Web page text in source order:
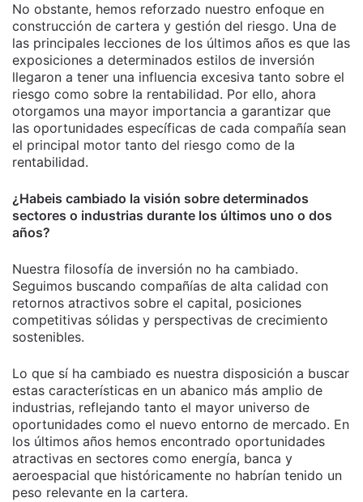
No obstante, hemos reforzado nuestro enfoque en
construcción de cartera y gestión del riesgo. Una de
las principales lecciones de los últimos años es que las
exposiciones a determinados estilos de inversión
llegaron a tener una influencia excesiva tanto sobre el
riesgo como sobre la rentabilidad. Por ello, ahora
otorgamos una mayor importancia a garantizar que
las oportunidades específicas de cada compañía sean
el principal motor tanto del riesgo como de la
rentabilidad.
¿Habeis cambiado la visión sobre determinados
sectores o industrias durante los últimos uno o dos
años?
Nuestra filosofía de inversión no ha cambiado.
Seguimos buscando compañías de alta calidad con
retornos atractivos sobre el capital, posiciones
competitivas sólidas y perspectivas de crecimiento
sostenibles.
Lo que sí ha cambiado es nuestra disposición a buscar
estas características en un abanico más amplio de
industrias, reflejando tanto el mayor universo de
oportunidades como el nuevo entorno de mercado. En
los últimos años hemos encontrado oportunidades
atractivas en sectores como energía, banca y
aeroespacial que históricamente no habrían tenido un
peso relevante en la cartera.